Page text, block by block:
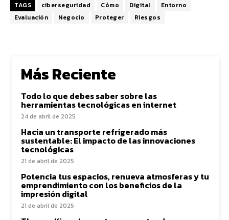
TAGS ciberseguridad Cómo Digital
Entorno
Evaluación
Negocio Proteger Riesgos
Más Reciente
Todo lo que debes saber sobre las
herramientas tecnológicas en internet
24 de abril de 2025
Hacia un transporte refrigerado más
sustentable: El impacto de las innovaciones
tecnológicas
21 de abril de 2025
Potencia tus espacios, renueva atmosferas y tu
emprendimiento con los beneficios de la
impresión digital
21 de abril de 2025